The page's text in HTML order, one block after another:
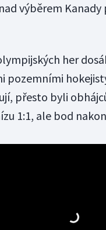
výběrem
her
pozemními
přesto byli
1:1, ale bod